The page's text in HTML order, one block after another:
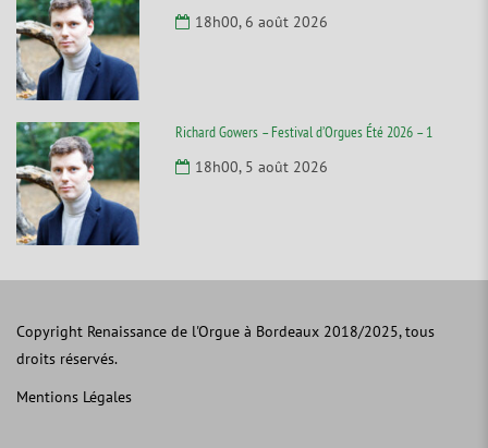
18h00, 6 août 2026
Richard Gowers – Festival d’Orgues Été 2026 – 1
18h00, 5 août 2026
Copyright Renaissance de l'Orgue à Bordeaux 2018/2025, tous
droits réservés.
Mentions Légales